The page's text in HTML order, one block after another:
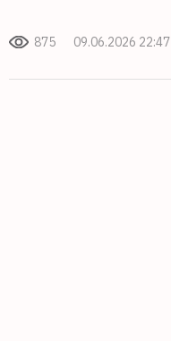
875 09.06.2026 22:47